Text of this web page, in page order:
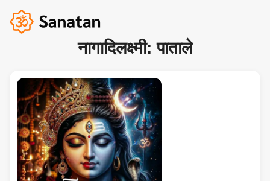
नागादिलक्ष्मी: पाताले